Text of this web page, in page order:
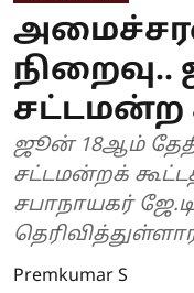
சட்டமன்ற
ஜூன் 18ஆம்
சட்டமன்றக்
சபாநாயகர்
Premkumar S